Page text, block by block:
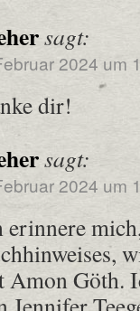
sagt:
2024 um
dir!
sagt:
2024 um
erinnere
Amon Göth.